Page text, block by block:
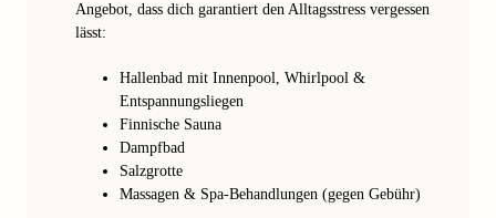
Angebot, dass dich garantiert den Alltagsstress vergessen
lässt:
Hallenbad mit Innenpool, Whirlpool &
Entspannungsliegen
Finnische Sauna
Dampfbad
Salzgrotte
Massagen & Spa-Behandlungen (gegen Gebühr)